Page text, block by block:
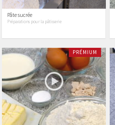
Pâte sucrée
Préparations pour la pâtisserie
PRÉMIUM